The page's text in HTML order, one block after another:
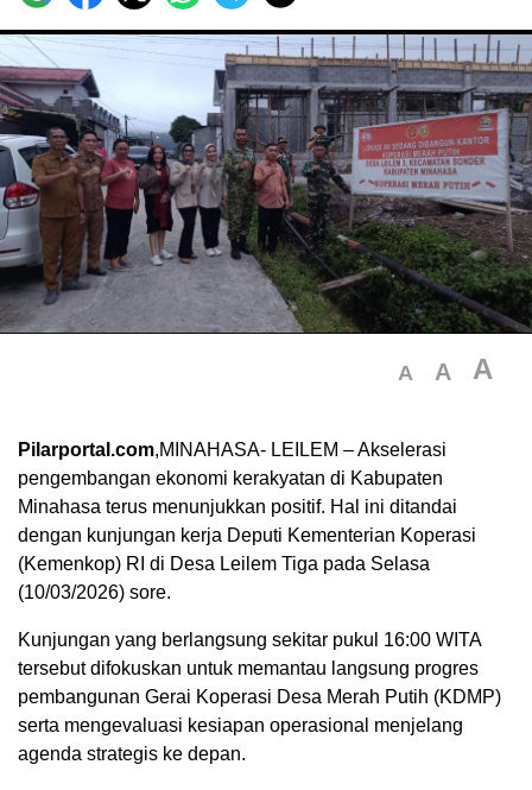
A A A
Pilarportal.com,MINAHASA- ​LEILEM – Akselerasi
pengembangan ekonomi kerakyatan di Kabupaten
Minahasa terus menunjukkan positif. Hal ini ditandai
dengan kunjungan kerja Deputi Kementerian Koperasi
(Kemenkop) RI di Desa Leilem Tiga pada Selasa
(10/03/2026) sore.
​Kunjungan yang berlangsung sekitar pukul 16:00 WITA
tersebut difokuskan untuk memantau langsung progres
pembangunan Gerai Koperasi Desa Merah Putih (KDMP)
serta mengevaluasi kesiapan operasional menjelang
agenda strategis ke depan.